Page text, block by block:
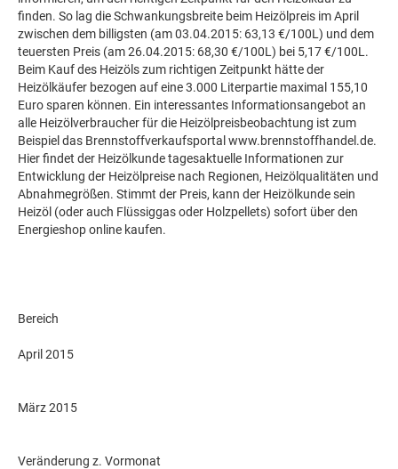
finden. So lag die Schwankungsbreite beim Heizölpreis im April
zwischen dem billigsten (am 03.04.2015: 63,13 €/100L) und dem
teuersten Preis (am 26.04.2015: 68,30 €/100L) bei 5,17 €/100L.
Beim Kauf des Heizöls zum richtigen Zeitpunkt hätte der
Heizölkäufer bezogen auf eine 3.000 Literpartie maximal 155,10
Euro sparen können. Ein interessantes Informationsangebot an
alle Heizölverbraucher für die Heizölpreisbeobachtung ist zum
Beispiel das Brennstoffverkaufsportal www.brennstoffhandel.de.
Hier findet der Heizölkunde tagesaktuelle Informationen zur
Entwicklung der Heizölpreise nach Regionen, Heizölqualitäten und
Abnahmegrößen. Stimmt der Preis, kann der Heizölkunde sein
Heizöl (oder auch Flüssiggas oder Holzpellets) sofort über den
Energieshop online kaufen.
Bereich
April 2015
März 2015
Veränderung z. Vormonat